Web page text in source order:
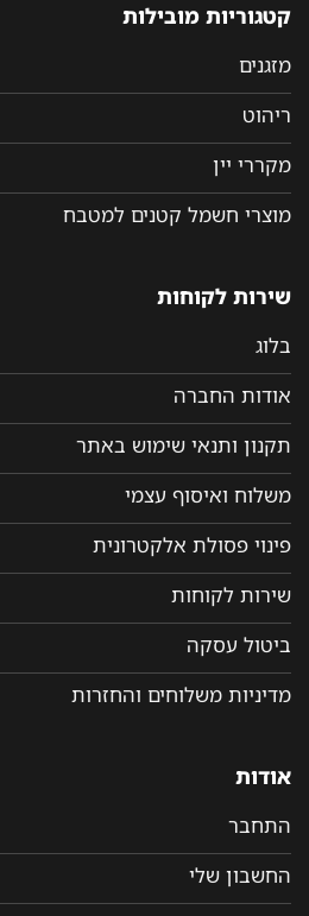
קטגוריות מובילות
מזגנים
ריהוט
מקררי יין
מוצרי חשמל קטנים למטבח
שירות לקוחות
בלוג
אודות החברה
תקנון ותנאי שימוש באתר
משלוח ואיסוף עצמי
פינוי פסולת אלקטרונית
שירות לקוחות
ביטול עסקה
מדיניות משלוחים והחזרות
אודות
התחבר
החשבון שלי